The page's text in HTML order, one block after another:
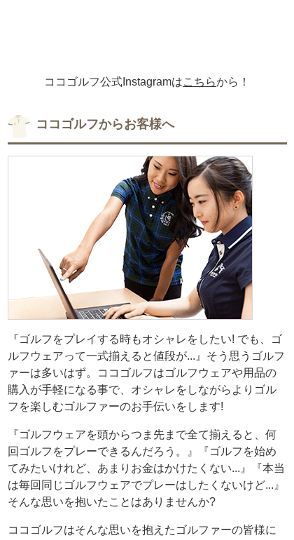
ココゴルフ公式Instagramはこちらから！
ココゴルフからお客様へ
『ゴルフをプレイする時もオシャレをしたい! でも、ゴ
ルフウェアって一式揃えると値段が...』そう思うゴルフ
ァーは多いはず。ココゴルフはゴルフウェアや用品の
購入が手軽になる事で、オシャレをしながらよりゴル
フを楽しむゴルファーのお手伝いをします!
『ゴルフウェアを頭からつま先まで全て揃えると、何
回ゴルフをプレーできるんだろう。』『ゴルフを始め
てみたいけれど、あまりお金はかけたくない...』『本当
は毎回同じゴルフウェアでプレーはしたくないけど...』
そんな思いを抱いたことはありませんか?
ココゴルフはそんな思いを抱えたゴルファーの皆様に